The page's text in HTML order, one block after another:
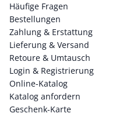
Häufige Fragen
Bestellungen
Zahlung & Erstattung
Lieferung & Versand
Retoure & Umtausch
Login & Registrierung
Online-Katalog
Katalog anfordern
Geschenk-Karte